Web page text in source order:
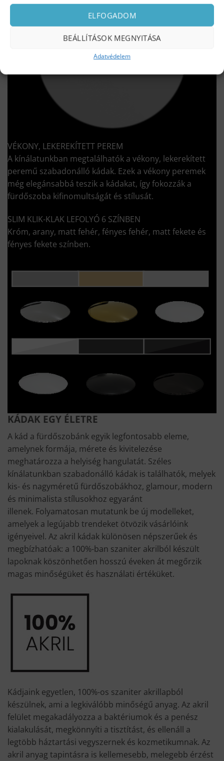
ELFOGADOM
BEÁLLÍTÁSOK MEGNYITÁSA
Adatvédelem
VÉKONY, LEKEREKÍTETT PEREM
A kínálatunkban megtalálhatók a vékony, lekerekített
peremű szabadonálló kádak. Ezek a vékony peremek
még elegánsabbá teszik a kádakat, így fokozzák a
fürdőszoba kifinomultságát és stílusát.
SLIM KLIK-KLAK LEFOLYÓ 6 SZÍNBEN
Króm, arany, matt fehér, fényes fehér, matt fekete és
fényes fekete színben.
KÁDAK EGY ÉLETRE
A kád a fürdőszobánk egyik legfontosabb eleme,
amelynek formája, mérete és kivitelezése
meghatározza a helyiség hangulatát. Széles
kínálatunkban szabadonálló kádak is találhatók, melyek
kis- és nagyméretű fürdőszobákhoz, glamour, modern
és minimalista stílusokhoz egyaránt
illenek. Folyamatosan mutatunk be új modelleket,
amelyek a legújabb trendeket ötvözik vásárlóink
igényeivel. Az akril kádak különösen népszerűek és
megbízhatóak: a 100%-ban szaniter akrilból készült
lapoknak köszönhetően hosszú éveken át megőrzik
magas minőségüket és használati értéküket.
Kádjaink egyetlen, 100%-os szaniter akrillapból
készülnek, ami a legkiválóbb minőségű anyag. Az akril
felület megakadályozza a baktériumok és a penész
kialakulását, megkönnyíti a tisztítást, és ellenáll a
legtöbb háztartási vegyszernek és kozmetikumnak. Az
akril anyag tapintásra is kellemesebb, melegebb érzést